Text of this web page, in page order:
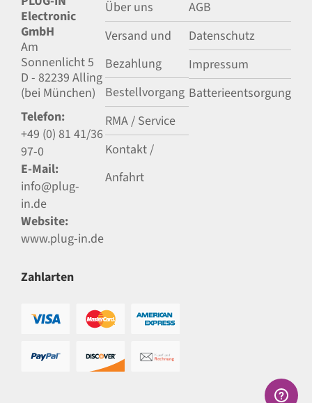
Electronic
GmbH
Am
Sonnenlicht 5
D - 82239 Alling
(bei München)
Telefon:
+49 (0) 81 41/36
97-0
E-Mail:
info@plug-
in.de
Website:
www.plug-in.de
Über uns
Versand und
Bezahlung
Bestellvorgang
RMA / Service
Kontakt /
Anfahrt
AGB
Datenschutz
Impressum
Batterieentsorgung
Zahlarten